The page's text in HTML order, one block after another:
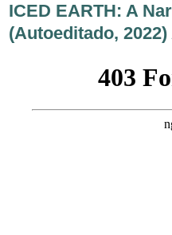
ICED EARTH: A
(Autoeditado,